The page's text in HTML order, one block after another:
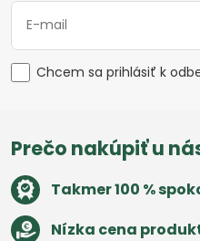
Chcem sa prihlásiť k
Prečo nakúpiť u
Takmer 100 %
Nízka cena